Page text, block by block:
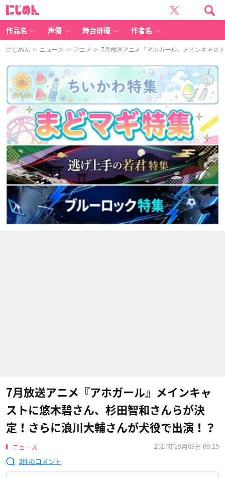
作品名 声優 舞台俳優 作者名
にじめん > ニュース > アニメ > 7月放送アニメ『アホガール』メインキャス
7月放送アニメ『アホガール』メインキャ
ストに悠木碧さん、杉田智和さんらが決
定！さらに浪川大輔さんが犬役で出演！？
ニュース
2017年05月09日 09:15
3